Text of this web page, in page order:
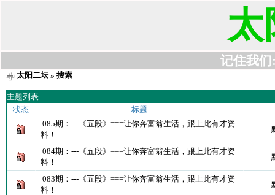
太
记住我们
太阳二坛» 搜索
主题列表
状态
标题
085期：---《五段》===让你奔富翁生活，跟上此有才资
料！
084期：---《五段》===让你奔富翁生活，跟上此有才资
料！
083期：---《五段》===让你奔富翁生活，跟上此有才资
料！